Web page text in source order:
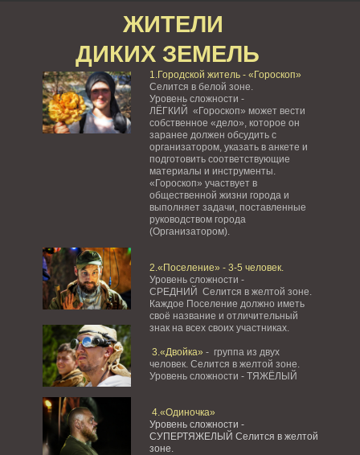
ЖИТЕЛИ
ДИКИХ ЗЕМЕЛЬ
1.Городской житель - «Гороскоп»
Селится в белой зоне.
Уровень сложности -
ЛЁГКИЙ «Гороскоп» может вести
собственное «дело», которое он
заранее должен обсудить с
организатором, указать в анкете и
подготовить соответствующие
материалы и инструменты.
«Гороскоп» участвует в
общественной жизни города и
выполняет задачи, поставленные
руководством города
(Организатором).
2.«Поселение» - 3-5 человек.
Уровень сложности -
СРЕДНИЙ Селится в желтой зоне.
Каждое Поселение должно иметь
своё название и отличительный
знак на всех своих участниках.
3.«Двойка» - группа из двух
человек. Селится в желтой зоне.
Уровень сложности - ТЯЖЁЛЫЙ
4.«Одиночка»
Уровень сложности -
СУПЕРТЯЖЕЛЫЙ Селится в желтой
зоне.